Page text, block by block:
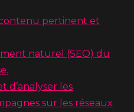
pertinent et
naturel (SEO) du
d’analyser les
sur les réseaux